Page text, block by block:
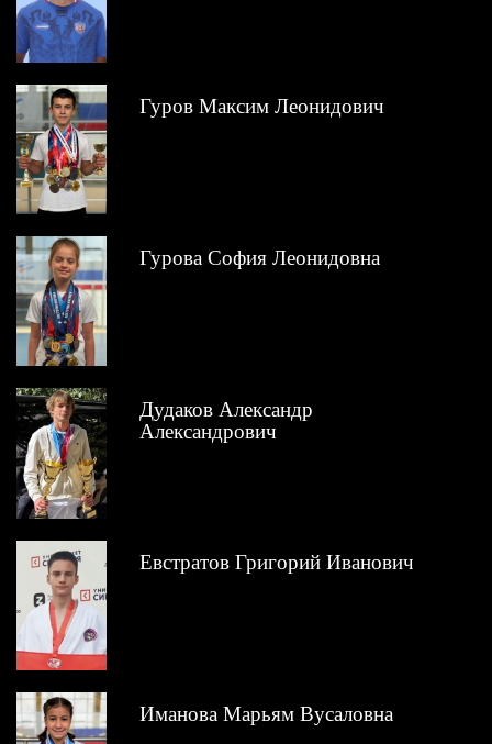
Гуров Максим Леонидович
Гурова София Леонидовна
Дудаков Александр
Александрович
Евстратов Григорий Иванович
Иманова Марьям Вусаловна